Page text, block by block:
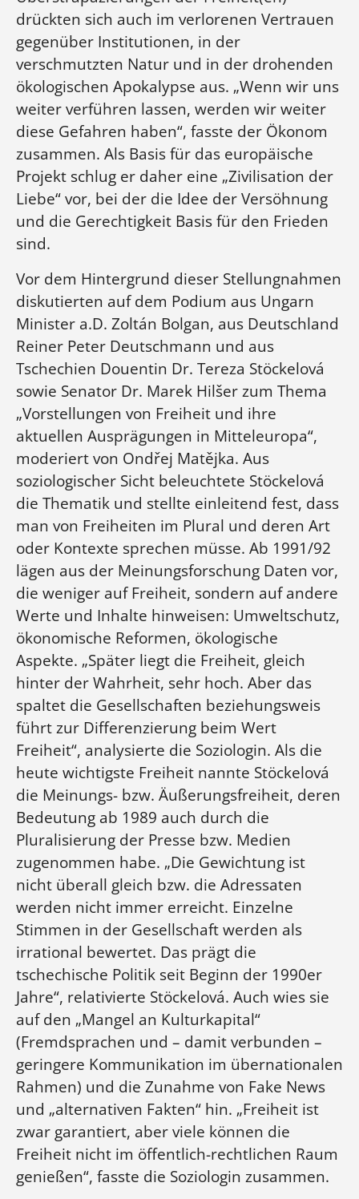
drückten sich auch im verlorenen Vertrauen
gegenüber Institutionen, in der
verschmutzten Natur und in der drohenden
ökologischen Apokalypse aus. „Wenn wir uns
weiter verführen lassen, werden wir weiter
diese Gefahren haben“, fasste der Ökonom
zusammen. Als Basis für das europäische
Projekt schlug er daher eine „Zivilisation der
Liebe“ vor, bei der die Idee der Versöhnung
und die Gerechtigkeit Basis für den Frieden
sind.
Vor dem Hintergrund dieser Stellungnahmen
diskutierten auf dem Podium aus Ungarn
Minister a.D. Zoltán Bolgan, aus Deutschland
Reiner Peter Deutschmann und aus
Tschechien Douentin Dr. Tereza Stöckelová
sowie Senator Dr. Marek Hilšer zum Thema
„Vorstellungen von Freiheit und ihre
aktuellen Ausprägungen in Mitteleuropa“,
moderiert von Ondřej Matějka. Aus
soziologischer Sicht beleuchtete Stöckelová
die Thematik und stellte einleitend fest, dass
man von Freiheiten im Plural und deren Art
oder Kontexte sprechen müsse. Ab 1991/92
lägen aus der Meinungsforschung Daten vor,
die weniger auf Freiheit, sondern auf andere
Werte und Inhalte hinweisen: Umweltschutz,
ökonomische Reformen, ökologische
Aspekte. „Später liegt die Freiheit, gleich
hinter der Wahrheit, sehr hoch. Aber das
spaltet die Gesellschaften beziehungsweis
führt zur Differenzierung beim Wert
Freiheit“, analysierte die Soziologin. Als die
heute wichtigste Freiheit nannte Stöckelová
die Meinungs- bzw. Äußerungsfreiheit, deren
Bedeutung ab 1989 auch durch die
Pluralisierung der Presse bzw. Medien
zugenommen habe. „Die Gewichtung ist
nicht überall gleich bzw. die Adressaten
werden nicht immer erreicht. Einzelne
Stimmen in der Gesellschaft werden als
irrational bewertet. Das prägt die
tschechische Politik seit Beginn der 1990er
Jahre“, relativierte Stöckelová. Auch wies sie
auf den „Mangel an Kulturkapital“
(Fremdsprachen und – damit verbunden –
geringere Kommunikation im übernationalen
Rahmen) und die Zunahme von Fake News
und „alternativen Fakten“ hin. „Freiheit ist
zwar garantiert, aber viele können die
Freiheit nicht im öffentlich-rechtlichen Raum
genießen“, fasste die Soziologin zusammen.